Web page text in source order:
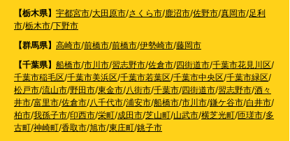
【栃木県】 宇都宮市/大田原市/さくら市/鹿沼市/佐野市/真岡市/足利
市/栃木市/下野市
【群馬県】 高崎市/前橋市/前橋市/伊勢崎市/藤岡市
【千葉県】 船橋市/市川市/習志野市/佐倉市/四街道市/千葉市花見川区/
千葉市稲毛区/千葉市美浜区/千葉市若葉区/千葉市中央区/千葉市緑区/
松戸市/流山市/野田市/東金市/八街市/千葉市/四街道市/習志野市/酒々
井市/富里市/佐倉市/八千代市/浦安市/船橋市/市川市/鎌ケ谷市/白井市/
柏市/我孫子市/印西市/栄町/成田市/芝山町/山武市/横芝光町/匝瑳市/多
古町/神崎町/香取市/旭市/東庄町/銚子市